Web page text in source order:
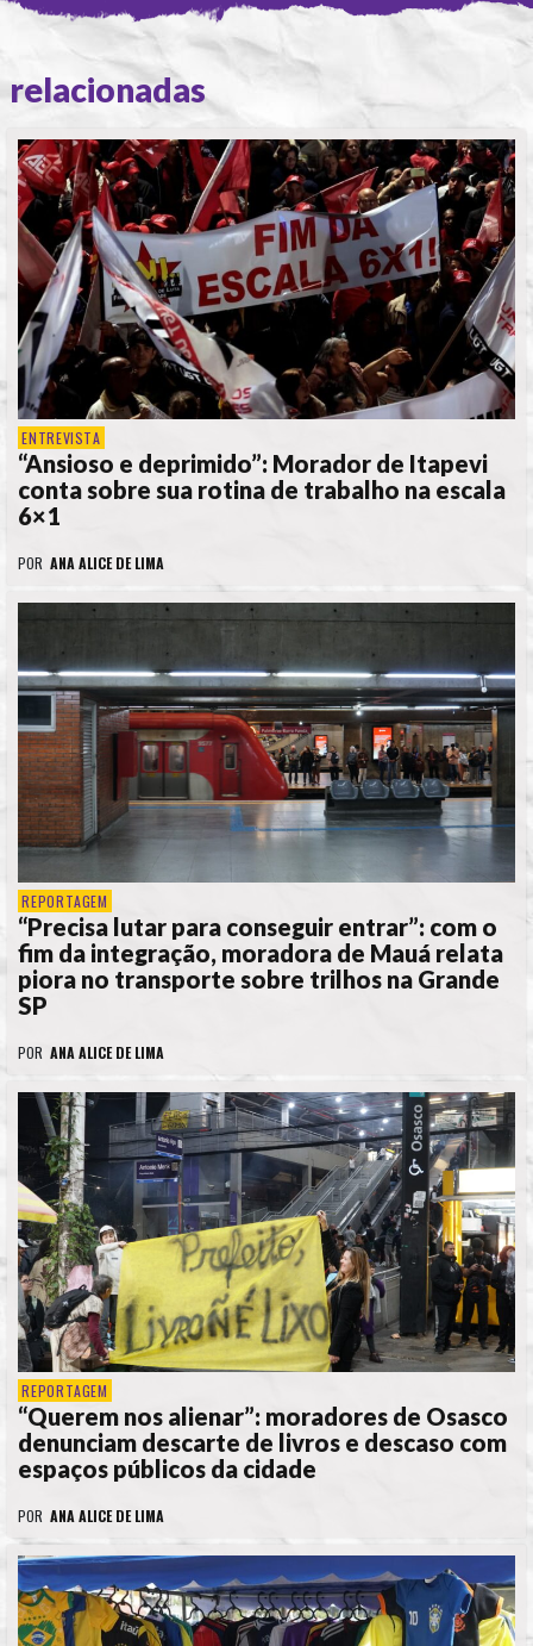
relacionadas
ENTREVISTA
“Ansioso e deprimido”: Morador de Itapevi
conta sobre sua rotina de trabalho na escala
6×1
POR ANA ALICE DE LIMA
REPORTAGEM
“Precisa lutar para conseguir entrar”: com o
fim da integração, moradora de Mauá relata
piora no transporte sobre trilhos na Grande
SP
POR ANA ALICE DE LIMA
REPORTAGEM
“Querem nos alienar”: moradores de Osasco
denunciam descarte de livros e descaso com
espaços públicos da cidade
POR ANA ALICE DE LIMA